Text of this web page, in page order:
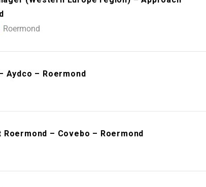
Roermond
Aydco – Roermond
– Covebo – Roermond